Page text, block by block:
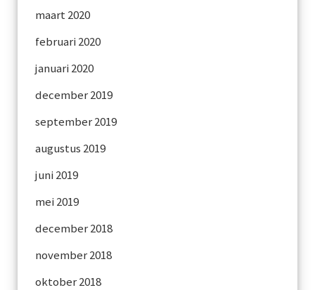
maart 2020
februari 2020
januari 2020
december 2019
september 2019
augustus 2019
juni 2019
mei 2019
december 2018
november 2018
oktober 2018